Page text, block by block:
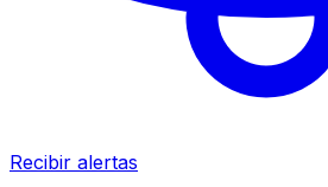
Recibir alertas